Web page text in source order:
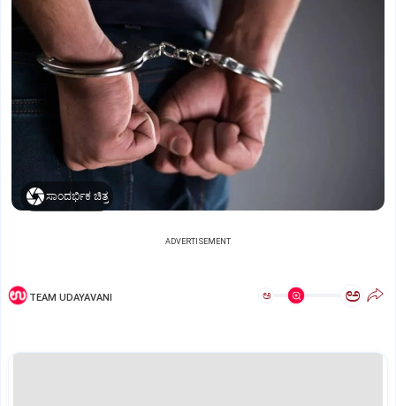
ಸಾಂದರ್ಭಿಕ ಚಿತ್ರ
ADVERTISEMENT
TEAM UDAYAVANI ಅ ಅ